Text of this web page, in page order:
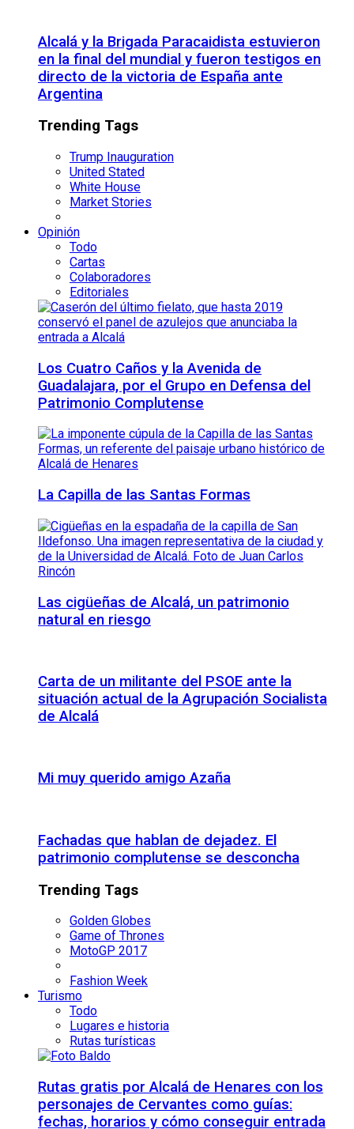
Alcalá y la Brigada Paracaidista estuvieron
en la final del mundial y fueron testigos en
directo de la victoria de España ante
Argentina
Trending Tags
Trump Inauguration
United Stated
White House
Market Stories
Opinión
Todo
Cartas
Colaboradores
Editoriales
Los Cuatro Caños y la Avenida de
Guadalajara, por el Grupo en Defensa del
Patrimonio Complutense
La Capilla de las Santas Formas
Las cigüeñas de Alcalá, un patrimonio
natural en riesgo
Carta de un militante del PSOE ante la
situación actual de la Agrupación Socialista
de Alcalá
Mi muy querido amigo Azaña
Fachadas que hablan de dejadez. El
patrimonio complutense se desconcha
Trending Tags
Golden Globes
Game of Thrones
MotoGP 2017
Fashion Week
Turismo
Todo
Lugares e historia
Rutas turísticas
Rutas gratis por Alcalá de Henares con los
personajes de Cervantes como guías:
fechas, horarios y cómo conseguir entrada